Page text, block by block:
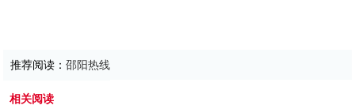
推荐阅读：邵阳热线
相关阅读